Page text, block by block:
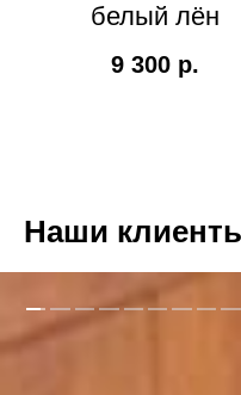
белый лён
9 300 р.
Наши